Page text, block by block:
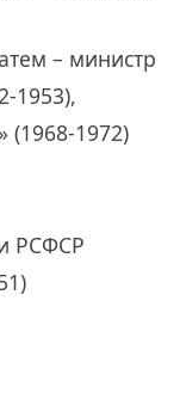
– министр
1953),
(1968-1972)
РСФСР